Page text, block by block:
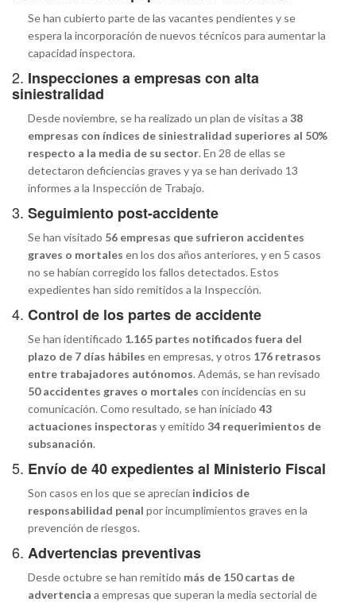
Se han cubierto parte de las vacantes pendientes y se
espera la incorporación de nuevos técnicos para aumentar la
capacidad inspectora.
2. Inspecciones a empresas con alta
siniestralidad
Desde noviembre, se ha realizado un plan de visitas a 38
empresas con índices de siniestralidad superiores al 50%
respecto a la media de su sector. En 28 de ellas se
detectaron deficiencias graves y ya se han derivado 13
informes a la Inspección de Trabajo.
3. Seguimiento post-accidente
Se han visitado 56 empresas que sufrieron accidentes
graves o mortales en los dos años anteriores, y en 5 casos
no se habían corregido los fallos detectados. Estos
expedientes han sido remitidos a la Inspección.
4. Control de los partes de accidente
Se han identificado 1.165 partes notificados fuera del
plazo de 7 días hábiles en empresas, y otros 176 retrasos
entre trabajadores autónomos. Además, se han revisado
50 accidentes graves o mortales con incidencias en su
comunicación. Como resultado, se han iniciado 43
actuaciones inspectoras y emitido 34 requerimientos de
subsanación.
5. Envío de 40 expedientes al Ministerio Fiscal
Son casos en los que se aprecian indicios de
responsabilidad penal por incumplimientos graves en la
prevención de riesgos.
6. Advertencias preventivas
Desde octubre se han remitido más de 150 cartas de
advertencia a empresas que superan la media sectorial de